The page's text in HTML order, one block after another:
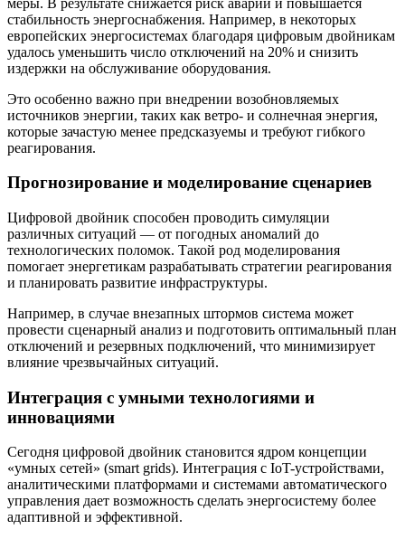
стабильность энергоснабжения. Например, в некоторых
европейских энергосистемах благодаря цифровым двойникам
удалось уменьшить число отключений на 20% и снизить
издержки на обслуживание оборудования.
Это особенно важно при внедрении возобновляемых
источников энергии, таких как ветро- и солнечная энергия,
которые зачастую менее предсказуемы и требуют гибкого
реагирования.
Прогнозирование и моделирование сценариев
Цифровой двойник способен проводить симуляции
различных ситуаций — от погодных аномалий до
технологических поломок. Такой род моделирования
помогает энергетикам разрабатывать стратегии реагирования
и планировать развитие инфраструктуры.
Например, в случае внезапных штормов система может
провести сценарный анализ и подготовить оптимальный план
отключений и резервных подключений, что минимизирует
влияние чрезвычайных ситуаций.
Интеграция с умными технологиями и
инновациями
Сегодня цифровой двойник становится ядром концепции
«умных сетей» (smart grids). Интеграция с IoT-устройствами,
аналитическими платформами и системами автоматического
управления дает возможность сделать энергосистему более
адаптивной и эффективной.